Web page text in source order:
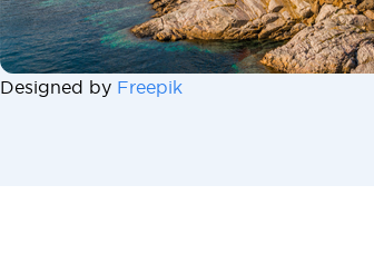
Designed by Freepik